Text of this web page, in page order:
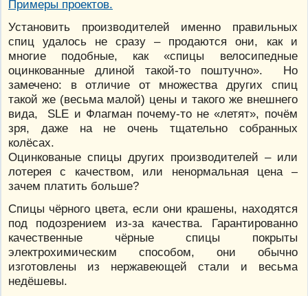
Установить производителей именно правильных
спиц удалось не сразу – продаются они, как и
многие подобные, как «спицы велосипедные
оцинкованные длиной такой-то поштучно». Но
замечено: в отличие от множества других спиц
такой же (весьма малой) цены и такого же внешнего
вида, SLE и Флагман почему-то не «летят», почём
зря, даже на не очень тщательно собранных
колёсах.
Оцинкованые спицы других производителей – или
лотерея с качеством, или ненормальная цена –
зачем платить больше?
Спицы чёрного цвета, если они крашены, находятся
под подозрением из-за качества. Гарантированно
качественные чёрные спицы покрыты
электрохимическим способом, они обычно
изготовлены из нержавеющей стали и весьма
недёшевы.